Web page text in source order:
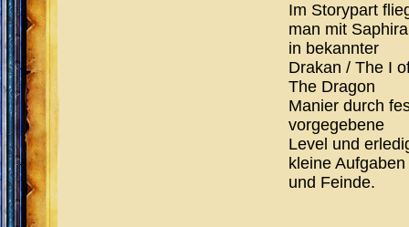
Im Storypart
man mit Saphira
in bekannter
Drakan / The I
The Dragon
Manier durch
vorgegebene
Level und
kleine Aufgaben
und Feinde.